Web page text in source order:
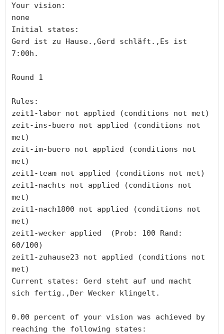
Your vision:
none
Initial states:
Gerd ist zu Hause.,Gerd schläft.,Es ist
7:00h.
Round 1
Rules:
zeit1-labor not applied (conditions not met)
zeit-ins-buero not applied (conditions not
met)
zeit-im-buero not applied (conditions not
met)
zeit1-team not applied (conditions not met)
zeit1-nachts not applied (conditions not
met)
zeit1-nach1800 not applied (conditions not
met)
zeit1-wecker applied  (Prob: 100 Rand:
60/100)
zeit1-zuhause23 not applied (conditions not
met)
Current states: Gerd steht auf und macht
sich fertig.,Der Wecker klingelt.
0.00 percent of your vision was achieved by
reaching the following states: